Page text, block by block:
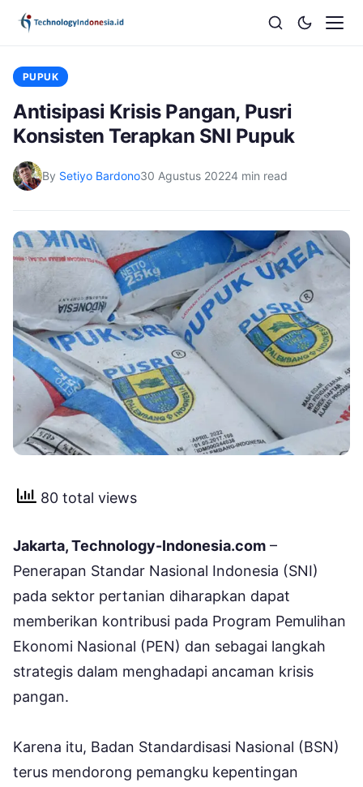
PUPUK
Antisipasi Krisis Pangan, Pusri
Konsisten Terapkan SNI Pupuk
By Setiyo Bardono30 Agustus 20224 min read
80 total views
Jakarta, Technology-Indonesia.com –
Penerapan Standar Nasional Indonesia (SNI)
pada sektor pertanian diharapkan dapat
memberikan kontribusi pada Program Pemulihan
Ekonomi Nasional (PEN) dan sebagai langkah
strategis dalam menghadapi ancaman krisis
pangan.
Karena itu, Badan Standardisasi Nasional (BSN)
terus mendorong pemangku kepentingan